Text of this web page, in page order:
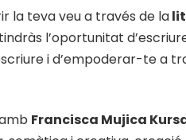
la teva veu a través de la
l’oportunitat
i d’empoderar-te a
Francisca Mujica